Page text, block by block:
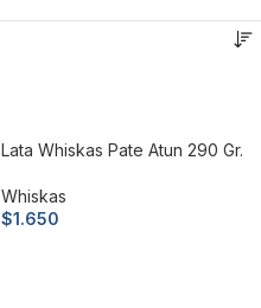
Lata Whiskas Pate Atun 290 Gr.
Whiskas
$1.650